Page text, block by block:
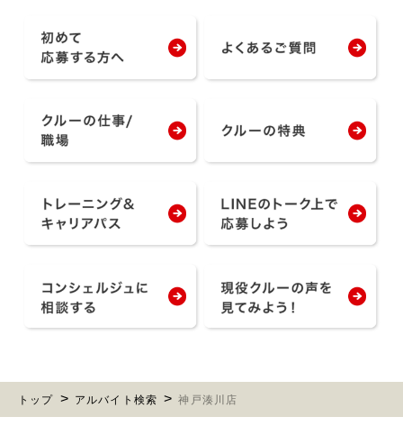
トップ アルバイト検索 神戸湊川店